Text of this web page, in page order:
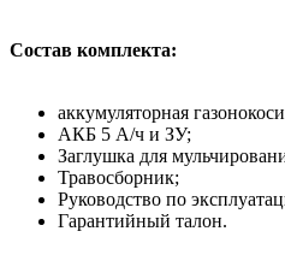
Состав комплекта:
аккумуляторная
АКБ 5 А/ч и ЗУ;
Заглушка для
Травосборник;
Руководство по
Гарантийный талон.